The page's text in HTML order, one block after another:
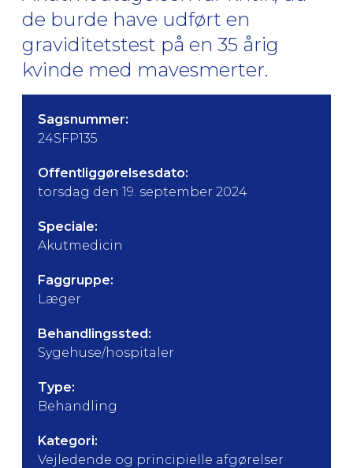
de burde have udført en
graviditetstest på en 35 årig
kvinde med mavesmerter.
Sagsnummer:
24SFP135
Offentliggørelsesdato:
torsdag den 19. september 2024
Speciale:
Akutmedicin
Faggruppe:
Læger
Behandlingssted:
Sygehuse/hospitaler
Type:
Behandling
Kategori:
Vejledende og principielle afgørelser